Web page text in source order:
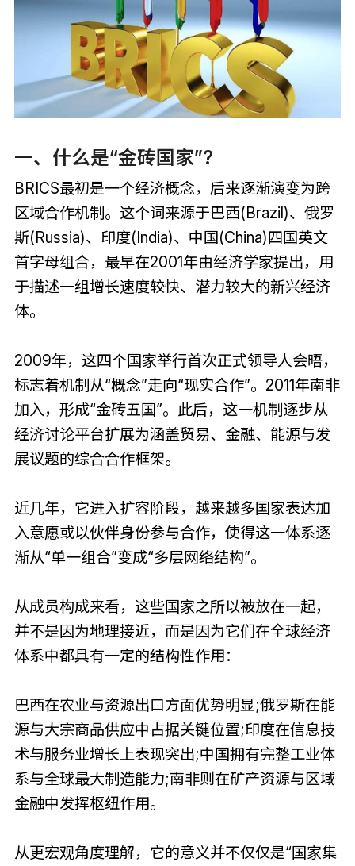
一、什么是“金砖国家”?
BRICS最初是一个经济概念，后来逐渐演变为跨
区域合作机制。这个词来源于巴西(Brazil)、俄罗
斯(Russia)、印度(India)、中国(China)四国英文
首字母组合，最早在2001年由经济学家提出，用
于描述一组增长速度较快、潜力较大的新兴经济
体。
2009年，这四个国家举行首次正式领导人会晤，
标志着机制从“概念”走向“现实合作”。2011年南非
加入，形成“金砖五国”。此后，这一机制逐步从
经济讨论平台扩展为涵盖贸易、金融、能源与发
展议题的综合合作框架。
近几年，它进入扩容阶段，越来越多国家表达加
入意愿或以伙伴身份参与合作，使得这一体系逐
渐从“单一组合”变成“多层网络结构”。
从成员构成来看，这些国家之所以被放在一起，
并不是因为地理接近，而是因为它们在全球经济
体系中都具有一定的结构性作用：
巴西在农业与资源出口方面优势明显;俄罗斯在能
源与大宗商品供应中占据关键位置;印度在信息技
术与服务业增长上表现突出;中国拥有完整工业体
系与全球最大制造能力;南非则在矿产资源与区域
金融中发挥枢纽作用。
从更宏观角度理解，它的意义并不仅仅是“国家集